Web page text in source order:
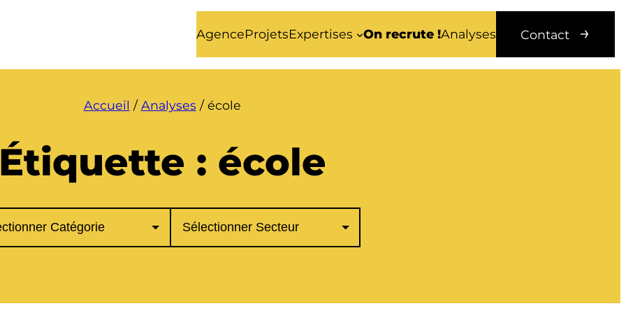
AgenceProjetsExpertises On recrute !Analyses Contact
Accueil / Analyses / école
Étiquette : école